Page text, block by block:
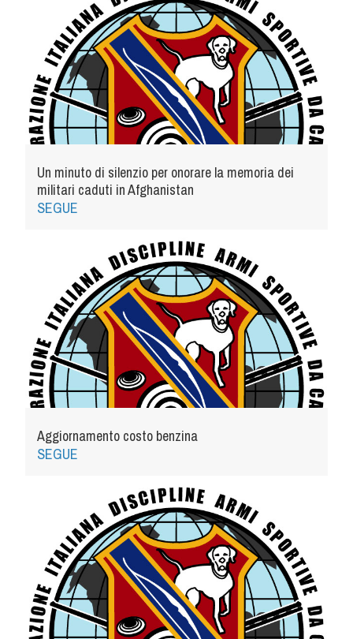
Un minuto di silenzio per onorare la memoria dei
militari caduti in Afghanistan
SEGUE
Aggiornamento costo benzina
SEGUE